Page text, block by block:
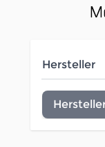
Hersteller